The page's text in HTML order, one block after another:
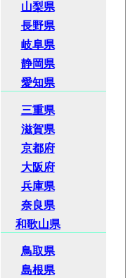
山梨県
長野県
岐阜県
静岡県
愛知県
三重県
滋賀県
京都府
大阪府
兵庫県
奈良県
和歌山県
鳥取県
島根県